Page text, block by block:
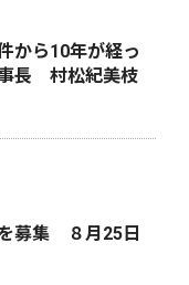
から10年が経っ
長 村松紀美枝
募集 ８月25日